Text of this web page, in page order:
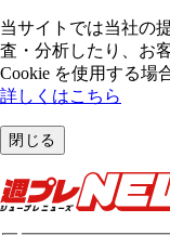
当サイトでは当社の
査・分析したり、お
Cookie を使⽤する場
詳しくはこちら
閉じる